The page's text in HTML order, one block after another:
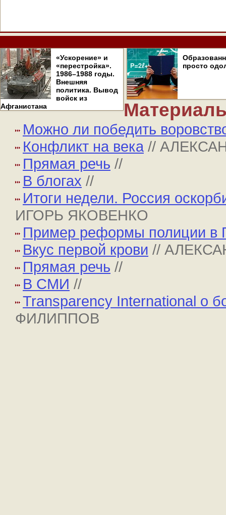
«Ускорение» и
«перестройка».
1986–1988 годы.
Внешняя
политика. Вывод
войск из
Афганистана
просто
Можно ли победить
Конфликт на века //
Прямая речь //
В блогах //
Итоги недели. Россия
ИГОРЬ ЯКОВЕНКО
Пример реформы полиции в
Вкус первой крови //
Прямая речь //
В СМИ //
Transparency International о
ФИЛИППОВ